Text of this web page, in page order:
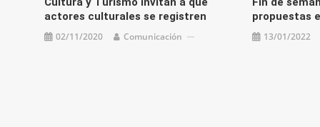
actores culturales se registren
02/11/2020 Comunicación
propuestas
13/01/2022